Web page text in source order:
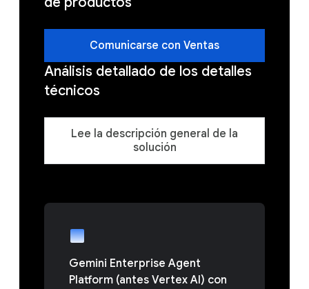
Comunicarse con Ventas
Análisis detallado de los detalles
técnicos
Lee la descripción general de la
solución
Gemini Enterprise Agent
Platform (antes Vertex AI) con